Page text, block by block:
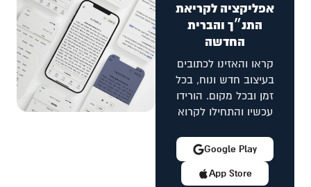
אפליקציה לקריאת
התנ״ך והברית
החדשה
קראו והאזינו לכתובים
בעיצוב חדש ונוח, בכל
זמן ובכל מקום. הורידו
עכשיו והתחילו לקרוא
App Store
Google Play